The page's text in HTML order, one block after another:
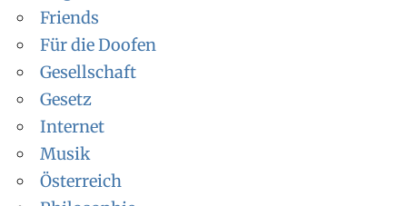
Friends
Für die Doofen
Gesellschaft
Gesetz
Internet
Musik
Österreich